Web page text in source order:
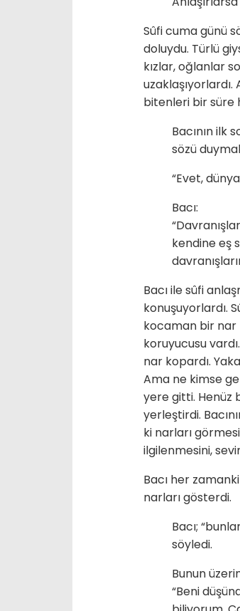
Sûfi cuma günü
doluydu. Türlü
kızlar, oğlanlar
uzaklaşıyorlardı.
bitenleri bir süre
Bacının ilk
sözü
“Evet,
Bacı:
kendine eş
Bacı ile sûfi
konuşuyorlardı.
kocaman bir nar
koruyucusu
nar kopardı.
Ama ne kimse
yere gitti. Henüz
yerleştirdi.
ki narları
ilgilenmesini,
Bacı her
narları gösterdi.
Bacı;
söyledi.
Bunun
“Beni